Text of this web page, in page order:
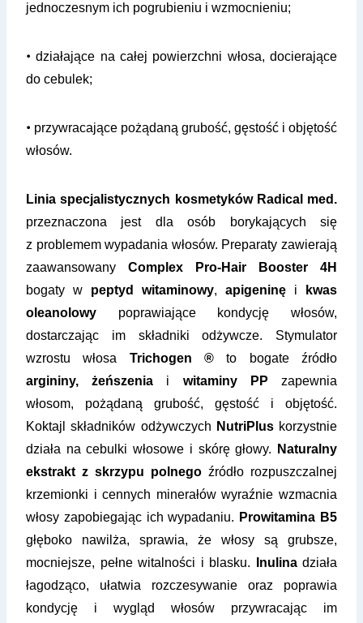
jednoczesnym ich pogrubieniu i wzmocnieniu;
• działające na całej powierzchni włosa, docierające
do cebulek;
• przywracające pożądaną grubość, gęstość i objętość
włosów.
Linia specjalistycznych kosmetyków Radical med.
przeznaczona jest dla osób borykających się
z problemem wypadania włosów. Preparaty zawierają
zaawansowany Complex Pro-Hair Booster 4H
bogaty w peptyd witaminowy, apigeninę i
kwas
oleanolowy poprawiające kondycję włosów,
dostarczając im składniki odżywcze. Stymulator
wzrostu włosa Trichogen ® to bogate źródło
argininy, żeńszenia i witaminy PP zapewnia
włosom, pożądaną grubość, gęstość i objętość.
Koktajl składników odżywczych NutriPluskorzystnie
działa na cebulki włosowe i skórę głowy.
Naturalny
ekstrakt z skrzypu polnego źródło rozpuszczalnej
krzemionki i cennych minerałów wyraźnie wzmacnia
włosy zapobiegając ich wypadaniu. Prowitamina B5
głęboko nawilża, sprawia, że włosy są grubsze,
mocniejsze, pełne witalności i blasku.
Inulinadziała
łagodząco, ułatwia rozczesywanie oraz poprawia
kondycję i wygląd włosów przywracając im